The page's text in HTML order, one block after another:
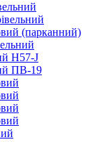
(парканний)
H57-J
ПВ-19